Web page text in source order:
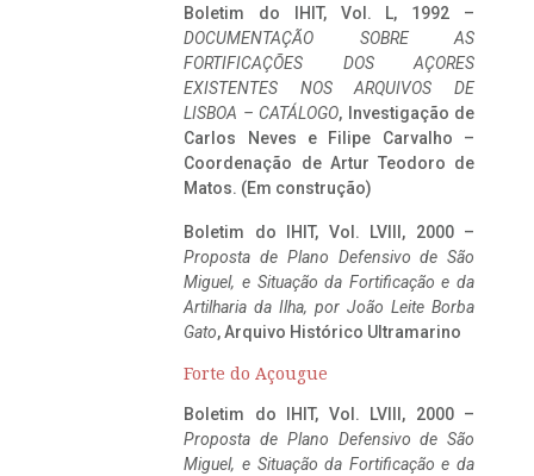
Boletim do IHIT, Vol. L, 1992 –
DOCUMENTAÇÃO SOBRE AS
FORTIFICAÇÕES DOS AÇORES
EXISTENTES NOS ARQUIVOS DE
LISBOA – CATÁLOGO, Investigação de
Carlos Neves e Filipe Carvalho –
Coordenação de Artur Teodoro de
Matos. (Em construção)
Boletim do IHIT, Vol. LVIII, 2000 –
Proposta de Plano Defensivo de São
Miguel, e Situação da Fortificação e da
Artilharia da Ilha, por João Leite Borba
Gato, Arquivo Histórico Ultramarino
Forte do Açougue
Boletim do IHIT, Vol. LVIII, 2000 –
Proposta de Plano Defensivo de São
Miguel, e Situação da Fortificação e da